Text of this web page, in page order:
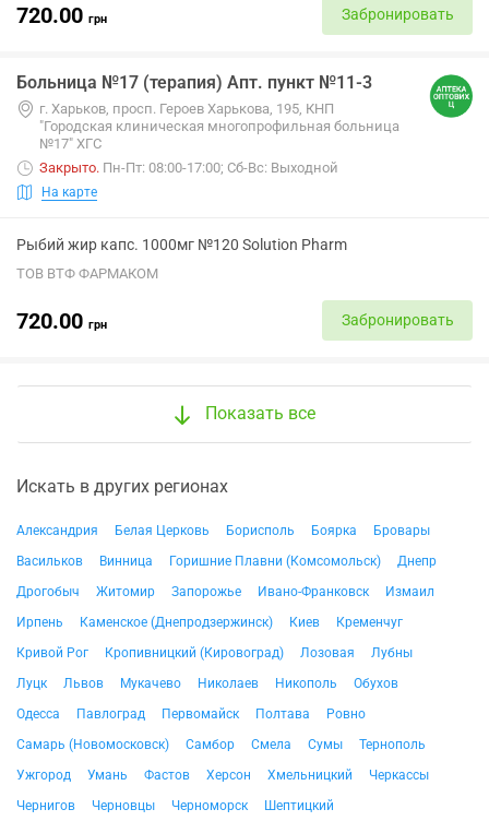
720.00 грн Забронировать
Больница №17 (терапия) Апт. пункт №11-3
г. Харьков, просп. Героев Харькова, 195, КНП
"Городская клиническая многопрофильная больница
№17" ХГС
Закрыто. Пн-Пт: 08:00-17:00; Сб-Вс: Выходной
На карте
Рыбий жир капс. 1000мг №120 Solution Pharm
ТОВ ВТФ ФАРМАКОМ
720.00 грн Забронировать
Показать все
Искать в других регионах
Александрия Белая Церковь Борисполь Боярка
Бровары
Васильков
Винница Горишние Плавни (Комсомольск)
Днепр
Дрогобыч
Житомир Запорожье Ивано-Франковск
Измаил
Ирпень
Каменское (Днепродзержинск) Киев
Кременчуг
Кривой Рог
Кропивницкий (Кировоград) Лозовая
Лубны
Луцк
Львов Мукачево Николаев Никополь
Обухов
Одесса
Павлоград Первомайск Полтава
Ровно
Самарь (Новомосковск)
Самбор Смела Сумы
Тернополь
Ужгород
Умань Фастов Херсон Хмельницкий
Черкассы
Чернигов
Черновцы Черноморск Шептицкий